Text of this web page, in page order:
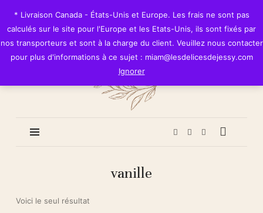
Les
Délices
de
Jessy
vanille
Voici le seul résultat
* Livraison Canada - États-Unis et Europe. Les frais ne sont pas
calculés sur le site pour l'Europe et les Etats-Unis, ils sont fixés par
nos transporteurs et sont à la charge du client. Veuillez nous contacter
pour plus d'informations à ce sujet : miam@lesdelicesdejessy.com
Ignorer